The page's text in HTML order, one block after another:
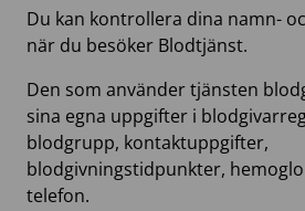
Du kan kontrollera dina namn-
när du besöker Blodtjänst.
Den som använder tjänsten
sina egna uppgifter i
blodgrupp, kontaktuppgifter,
blodgivningstidpunkter,
telefon.